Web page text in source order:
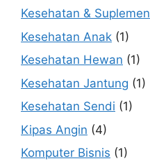
Kesehatan & Suplemen
Kesehatan Anak (1)
Kesehatan Hewan (1)
Kesehatan Jantung (1)
Kesehatan Sendi (1)
Kipas Angin (4)
Komputer Bisnis (1)